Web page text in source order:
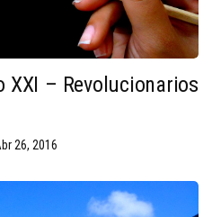
XXI – Revolucionarios
26, 2016